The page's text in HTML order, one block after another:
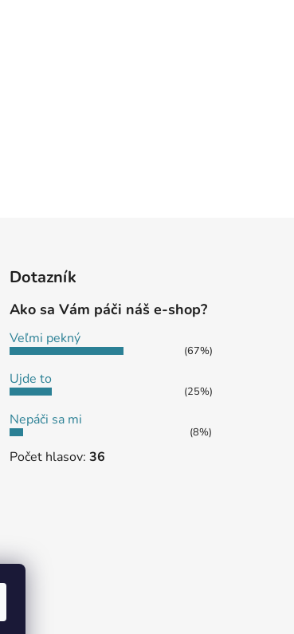
Dotazník
Ako sa Vám páči náš e-shop?
Veľmi pekný
(67%)
Ujde to
(25%)
Nepáči sa mi
(8%)
Počet hlasov: 36